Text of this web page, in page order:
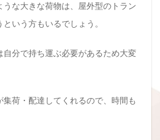
な大きな荷物は、屋外型のトラン
いう方もいるでしょう。
自分で持ち運ぶ必要があるため大変
荷・配達してくれるので、時間も